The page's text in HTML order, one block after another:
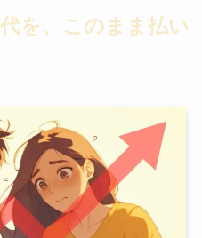
を、このまま払い